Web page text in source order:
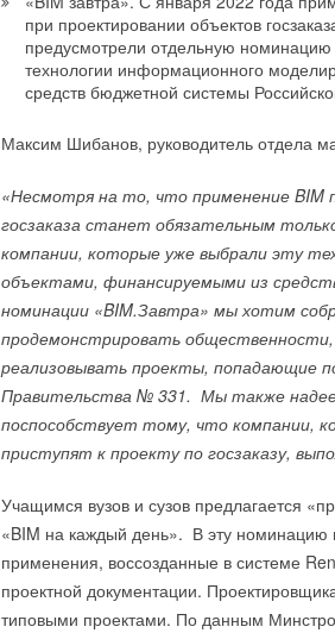
при проектировании объектов
предусмотрели отдельную
технологии информационного
средств бюджетной системы
Максим Шибанов, руководитель отдела
«Несмотря на то, что применение BIM
госзаказа станет обязательным
компании, которые уже выбрали эту
объектами, финансируемыми из
номинации «BIM.Завтра» мы хотим
продемонстрировать
реализовывать проекты, попадающие
Правительства № 331. Мы также
поспособствует тому, что компании,
приступят к проекту по госзаказу,
Учащимся вузов и сузов предлагается
«BIM на каждый день». В эту номинацию
применения, воссозданные в системе
проектной документации.
типовыми проектами. По данным
Болельщики следят за успехами пилота
состоится 10 июля.
Дрифт-серия RDS Asia (ранее известная
Приморского края. Она объединяет
Партизанска, Хабаровска,
и других городов Дальнего Востока.